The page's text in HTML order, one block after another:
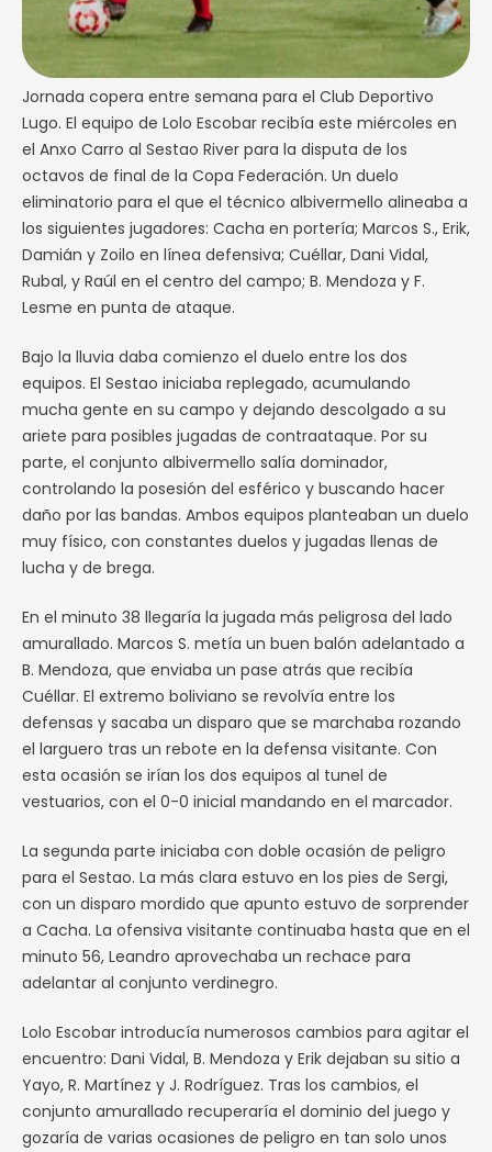
Jornada copera entre semana para el Club Deportivo
Lugo. El equipo de Lolo Escobar recibía este miércoles en
el Anxo Carro al Sestao River para la disputa de los
octavos de final de la Copa Federación. Un duelo
eliminatorio para el que el técnico albivermello alineaba a
los siguientes jugadores: Cacha en portería; Marcos S., Erik,
Damián y Zoilo en línea defensiva; Cuéllar, Dani Vidal,
Rubal, y Raúl en el centro del campo; B. Mendoza y F.
Lesme en punta de ataque.
Bajo la lluvia daba comienzo el duelo entre los dos
equipos. El Sestao iniciaba replegado, acumulando
mucha gente en su campo y dejando descolgado a su
ariete para posibles jugadas de contraataque. Por su
parte, el conjunto albivermello salía dominador,
controlando la posesión del esférico y buscando hacer
daño por las bandas. Ambos equipos planteaban un duelo
muy físico, con constantes duelos y jugadas llenas de
lucha y de brega.
En el minuto 38 llegaría la jugada más peligrosa del lado
amurallado. Marcos S. metía un buen balón adelantado a
B. Mendoza, que enviaba un pase atrás que recibía
Cuéllar. El extremo boliviano se revolvía entre los
defensas y sacaba un disparo que se marchaba rozando
el larguero tras un rebote en la defensa visitante. Con
esta ocasión se irían los dos equipos al tunel de
vestuarios, con el 0-0 inicial mandando en el marcador.
La segunda parte iniciaba con doble ocasión de peligro
para el Sestao. La más clara estuvo en los pies de Sergi,
con un disparo mordido que apunto estuvo de sorprender
a Cacha. La ofensiva visitante continuaba hasta que en el
minuto 56, Leandro aprovechaba un rechace para
adelantar al conjunto verdinegro.
Lolo Escobar introducía numerosos cambios para agitar el
encuentro: Dani Vidal, B. Mendoza y Erik dejaban su sitio a
Yayo, R. Martínez y J. Rodríguez. Tras los cambios, el
conjunto amurallado recuperaría el dominio del juego y
gozaría de varias ocasiones de peligro en tan solo unos